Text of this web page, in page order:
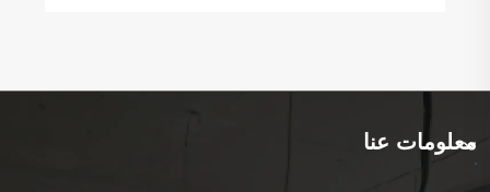
معلومات عنا